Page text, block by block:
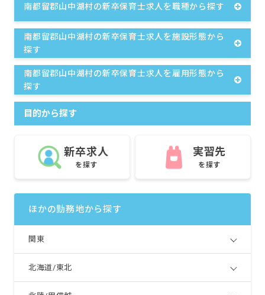
南都留郡山中湖村の新卒保育士求人を職種から探す
南都留郡山中湖村の新卒保育士求人を施設形態から
探す
南都留郡山中湖村の新卒保育士求人を雇用形態から
探す
目的から探す
新卒求人
を探す
実習先
を探す
ほかの勤務地から探す
関東
北海道/東北